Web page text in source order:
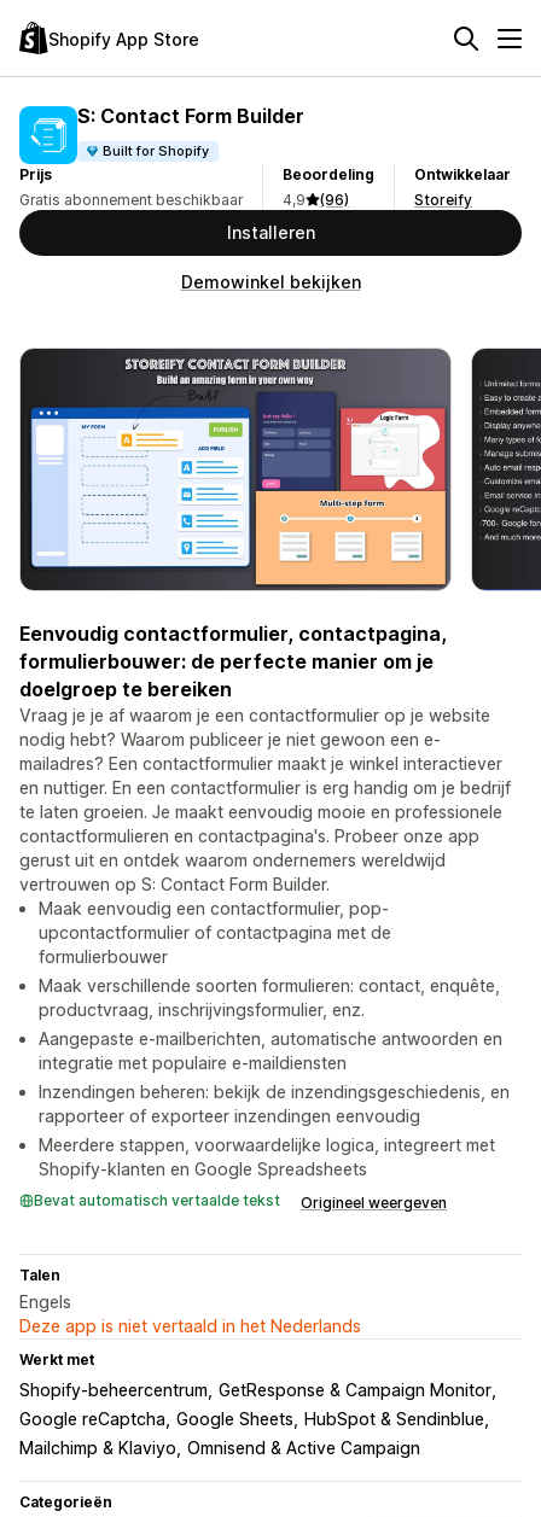
Shopify App Store
S: Contact Form Builder
Built for Shopify
Prijs
Gratis abonnement beschikbaar
Beoordeling
4,9
(96)
Ontwikkelaar
Storeify
Installeren
Demowinkel bekijken
Eenvoudig contactformulier, contactpagina,
formulierbouwer: de perfecte manier om je
doelgroep te bereiken
Vraag je je af waarom je een contactformulier op je website
nodig hebt? Waarom publiceer je niet gewoon een e-
mailadres? Een contactformulier maakt je winkel interactiever
en nuttiger. En een contactformulier is erg handig om je bedrijf
te laten groeien. Je maakt eenvoudig mooie en professionele
contactformulieren en contactpagina's. Probeer onze app
gerust uit en ontdek waarom ondernemers wereldwijd
vertrouwen op S: Contact Form Builder.
Maak eenvoudig een contactformulier, pop-
upcontactformulier of contactpagina met de
formulierbouwer
Maak verschillende soorten formulieren: contact, enquête,
productvraag, inschrijvingsformulier, enz.
Aangepaste e-mailberichten, automatische antwoorden en
integratie met populaire e-maildiensten
Inzendingen beheren: bekijk de inzendingsgeschiedenis, en
rapporteer of exporteer inzendingen eenvoudig
Meerdere stappen, voorwaardelijke logica, integreert met
Shopify-klanten en Google Spreadsheets
Bevat automatisch vertaalde tekst Origineel weergeven
Talen
Engels
Deze app is niet vertaald in het Nederlands
Werkt met
Shopify-beheercentrum GetResponse & Campaign Monitor
Google reCaptcha Google Sheets
HubSpot & Sendinblue
Mailchimp & Klaviyo Omnisend & Active Campaign
Categorieën